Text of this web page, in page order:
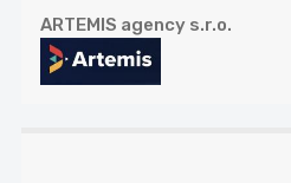
ARTEMIS agency s.r.o.